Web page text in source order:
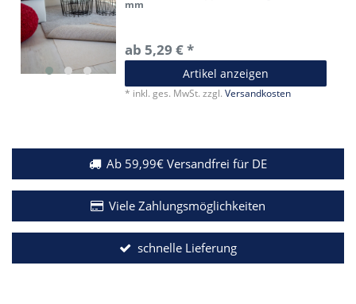
mm
ab 5,29 € *
Artikel anzeigen
* inkl. ges. MwSt. zzgl.Versandkosten
Ab 59,99€ Versandfrei für DE
Viele Zahlungsmöglichkeiten
schnelle Lieferung